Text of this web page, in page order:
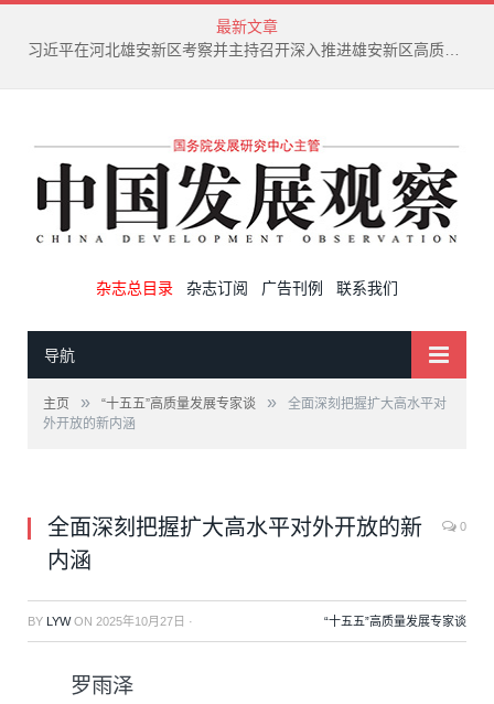
最新文章
习近平在河北雄安新区考察并主持召开深入推进雄安新区高质量建设和发展座谈会
杂志总目录 杂志订阅 广告刊例 联系我们
导航
主页 » “十五五”高质量发展专家谈 »
全面深刻把握扩大高水平对
外开放的新内涵
全面深刻把握扩大高水平对外开放的新
内涵
0
BY LYWON 2025年10月27日 · “十五五”高质量发展专家谈
罗雨泽